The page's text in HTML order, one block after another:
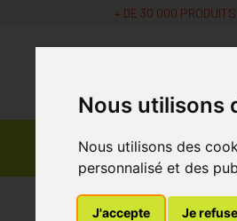
Nous utilisons
Nous utilisons des
personnalisé et des
J'accepte Je refuse
+ DE 30 000 PRODUITS
Promos
MaPharmacie.be 3M